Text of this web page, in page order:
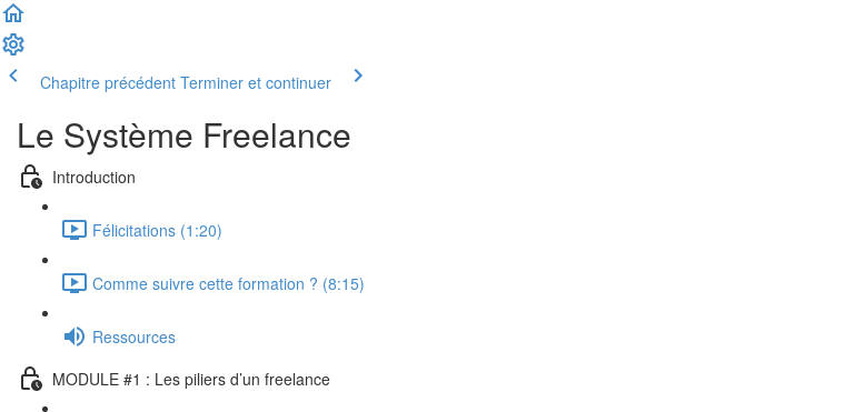
Chapitre précédent Terminer et continuer
Le Système Freelance
Introduction
Félicitations (1:20)
Comme suivre cette formation ? (8:15)
Ressources
MODULE #1 : Les piliers d’un freelance